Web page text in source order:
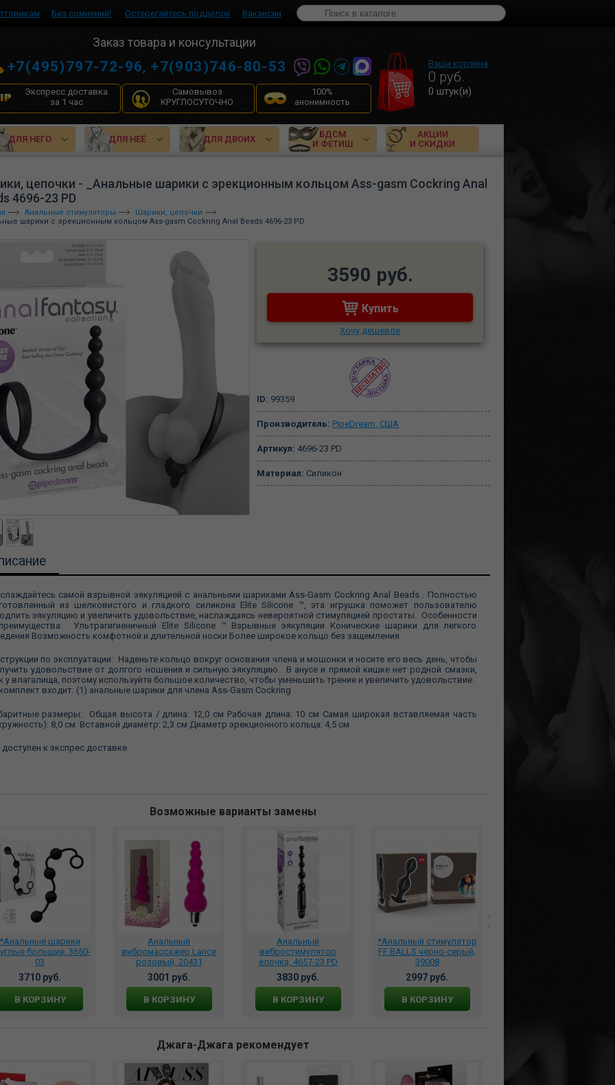
Без сомнений! Остерегайтесь подделок Вакансии
Заказ товара и консультации
+7(495)797-72-96,+7(903)746-80-53
Экспресс доставка
за 1 час
Самовывоз
КРУГЛОСУТОЧНО
100%
анонимность
Ваша корзина
0 руб.
0 штук(и)
ДЛЯ НЕГО ДЛЯ НЕЁ ДЛЯ ДВОИХ
БДСМ
И ФЕТИШ
АКЦИИ
И СКИДКИ
цепочки - _Анальные шарики с эрекционным кольцом Ass-gasm Cockring Anal
4696-23 PD
Анальные стимуляторы
Шарики, цепочки
шарики с эрекционным кольцом Ass-gasm Cockring Anal Beads 4696-23 PD
3590 руб.
Купить
Хочу дешевле
ID: 99359
Производитель: PipeDream, США
Артикул: 4696-23 PD
Материал: Силикон
самой взрывной эякуляцией с анальными шариками Ass-Gasm Cockring Anal Beads . Полностью
из шелковистого и гладкого силикона Elite Silicone ™, эта игрушка поможет пользователю
эякуляцию и увеличить удовольствие, наслаждаясь невероятной стимуляцией простаты. Особенности
Ультрагигиеничный Elite Silicone ™ Взрывные эякуляции Конические шарики для легкого
Возможность комфотной и длительной носки Более широкое кольцо без защемления
по эксплуатации: Наденьте кольцо вокруг основания члена и мошонки и носите его весь день, чтобы
удовольствие от долгого ношения и сильную эякуляцию. В анусе и прямой кишке нет родной смазки,
у влагалища, поэтому используйте большое количество, чтобы уменьшить трение и увеличить удовольствие.
входит: (1) анальные шарики для члена Ass-Gasm Cockring
размеры: Общая высота / длина: 12,0 см Рабочая длина: 10 см Самая широкая вставляемая часть
8,0 см Вставной диаметр: 2,3 см Диаметр эрекционного кольца: 4,5 см
доступен к экспрес доставке.
Возможные варианты замены
*Анальные шарики
большие, 3650-
03
3710 руб.
В КОРЗИНУ
Анальный
вибромассажер Lance
розовый, 20431
3001 руб.
В КОРЗИНУ
Анальный
вибростимулятор
елочка, 4657-23 PD
3830 руб.
В КОРЗИНУ
*Анальный стимулятор
FF BALLS черно-серый,
39008
2997 руб.
В КОРЗИНУ
Джага-Джага рекомендует